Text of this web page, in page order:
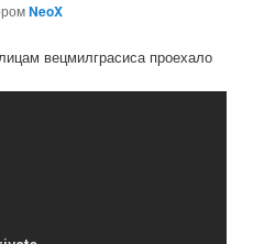
NeoX
вецмилграсиса проехало